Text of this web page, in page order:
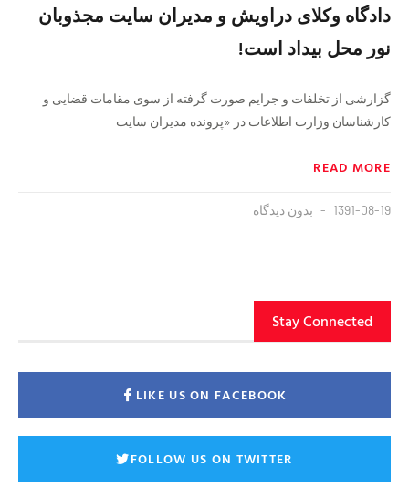
دادگاه وکلای دراویش و مدیران سایت مجذوبان
نور محل بیداد است!
گزارشی از تخلفات و جرایم صورت گرفته از سوی مقامات قضایی و
کار‌شناسان وزارت اطلاعات در «پرونده مدیران سایت
READ MORE
1391-08-19 بدون دیدگاه
Stay Connected
LIKE US ON FACEBOOK
FOLLOW US ON TWITTER